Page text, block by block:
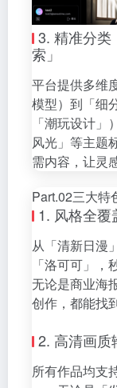
3. 精准分类
索」
平台提供多维
模型）到「细
「潮玩设计
风光」等主题
需内容，让灵
Part.02三大特
1. 风格全覆
从「清新日漫
「洛可可」，
无论是商业海
创作，都能找
2. 高清画质
所有作品均支